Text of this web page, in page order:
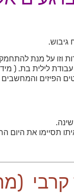
גיבוש.
וזו על מנת
לילית בת. (
הפיזים
תסיימו את היום
קרבי